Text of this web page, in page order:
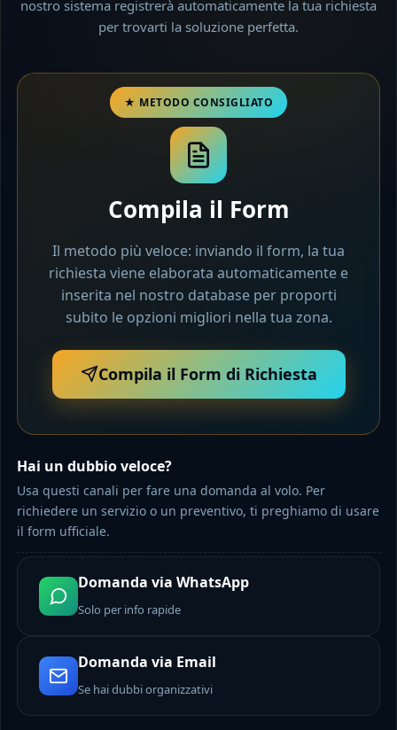
nostro sistema registrerà automaticamente la tua richiesta
per trovarti la soluzione perfetta.
Compila il Form
Il metodo più veloce: inviando il form, la tua
richiesta viene elaborata automaticamente e
inserita nel nostro database per proporti
subito le opzioni migliori nella tua zona.
Compila il Form di Richiesta
Hai un dubbio veloce?
Usa questi canali per fare una domanda al volo. Per
richiedere un servizio o un preventivo, ti preghiamo di usare
il form ufficiale.
Domanda via WhatsApp
Solo per info rapide
Domanda via Email
Se hai dubbi organizzativi